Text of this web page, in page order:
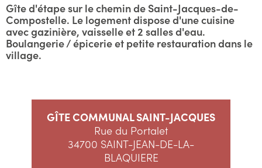
Gîte d'étape sur le chemin de Saint-Jacques-de-
Compostelle. Le logement dispose d'une cuisine
avec gazinière, vaisselle et 2 salles d'eau.
Boulangerie / épicerie et petite restauration dans le
village.
GÎTE COMMUNAL SAINT-JACQUES
Rue du Portalet
34700 SAINT-JEAN-DE-LA-
BLAQUIERE